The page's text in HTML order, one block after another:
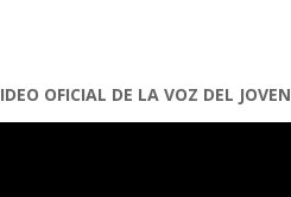
OFICIAL DE LA VOZ DEL JOVEN